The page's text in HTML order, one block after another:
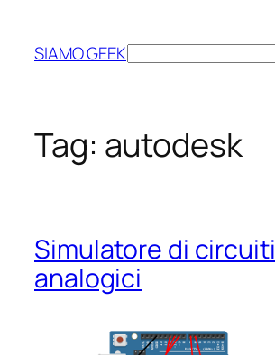
contenuto
SIAMO GEEKCerca
Tag: autodesk
Simulatore di circuiti
analogici